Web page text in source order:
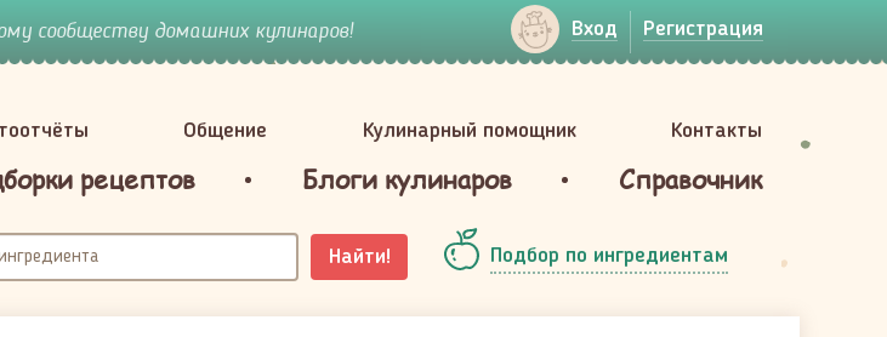
сообществу домашних кулинаров! Вход Регистрация
Общение Кулинарный помощник Контакты
рецептов Блоги кулинаров Справочник
Найти! Подбор по ингредиентам